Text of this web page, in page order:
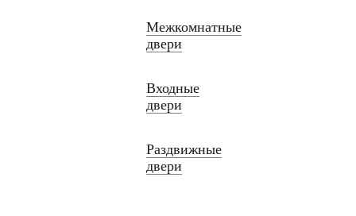
Межкомнатные
двери
Входные
двери
Раздвижные
двери